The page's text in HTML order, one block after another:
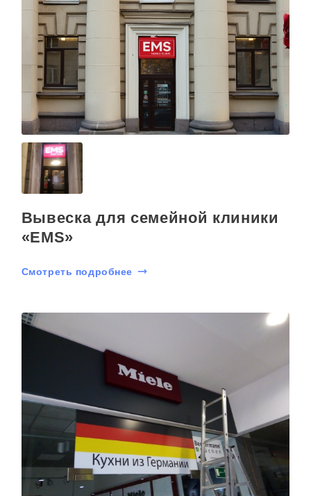
Вывеска для семейной клиники
«EMS»
Смотреть подробнее